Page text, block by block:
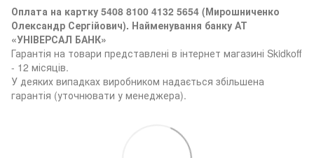
Оплата на картку 5408 8100 4132 5654 (Мирошниченко
Олександр Сергійович). Найменування банку АТ
«УНІВЕРСАЛ БАНК»
Гарантія на товари представлені в інтернет магазині Skidkoff
- 12 місяців.
У деяких випадках виробником надається збільшена
гарантія (уточнювати у менеджера).